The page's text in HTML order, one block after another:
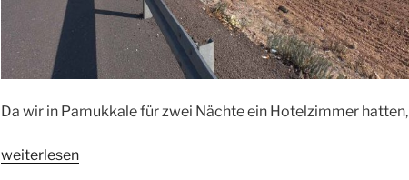
Da wir in Pamukkale für zwei Nächte ein Hotelzimmer hatten,
„Türkei
weiterlesen